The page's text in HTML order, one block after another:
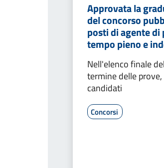
Approvata la
del concorso
posti di agente di
tempo pieno e
Nell'elenco finale
termine delle
candidati
Concorsi